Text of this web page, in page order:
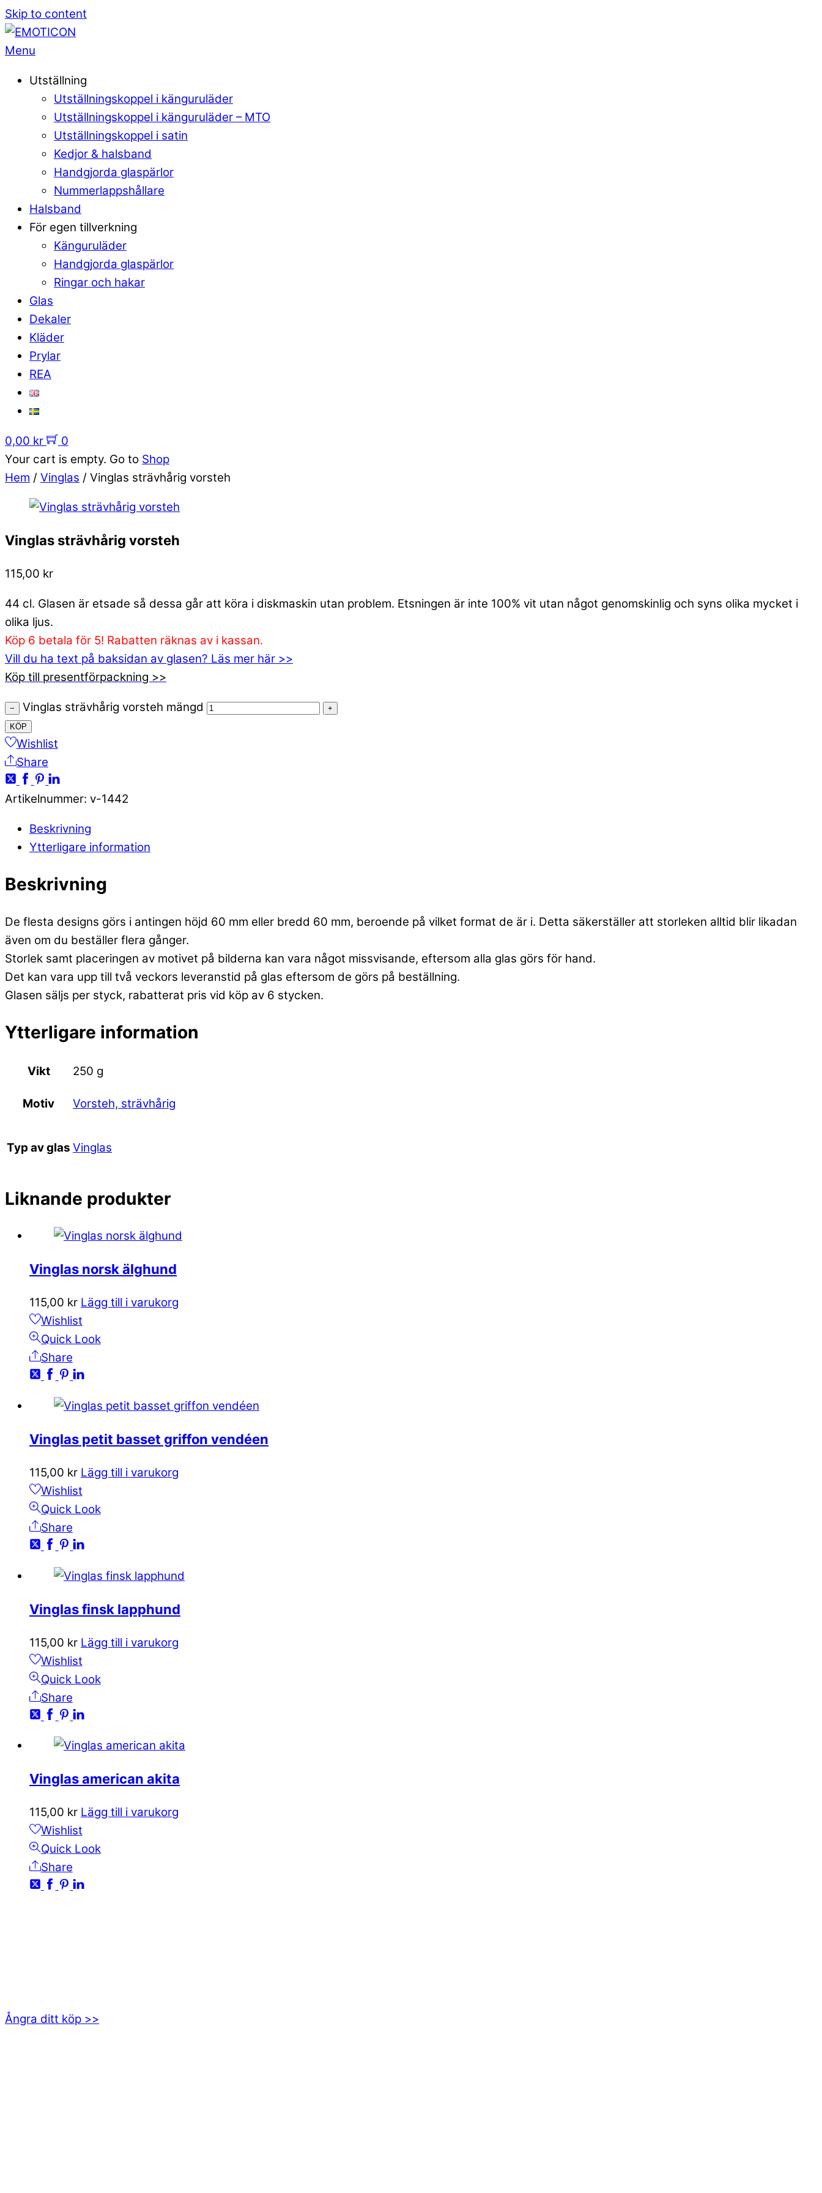
Skip to content
Menu
Utställning
Utställningskoppel i känguruläder
Utställningskoppel i känguruläder – MTO
Utställningskoppel i satin
Kedjor & halsband
Handgjorda glaspärlor
Nummerlappshållare
Halsband
För egen tillverkning
Känguruläder
Handgjorda glaspärlor
Ringar och hakar
Glas
Dekaler
Kläder
Prylar
REA
0,00 kr
0
Your cart is empty. Go to Shop
Hem / Vinglas / Vinglas strävhårig vorsteh
Vinglas strävhårig vorsteh
115,00 kr
44 cl. Glasen är etsade så dessa går att köra i diskmaskin utan problem. Etsningen är inte 100% vit utan något genomskinlig och syns olika mycket i
olika ljus.
Köp 6 betala för 5! Rabatten räknas av i kassan.
Vill du ha text på baksidan av glasen? Läs mer här >>
Köp till presentförpackning >>
− Vinglas strävhårig vorsteh mängd
+
KÖP
Wishlist
Share
Artikelnummer: v-1442
Beskrivning
Ytterligare information
Beskrivning
De flesta designs görs i antingen höjd 60 mm eller bredd 60 mm, beroende på vilket format de är i. Detta säkerställer att storleken alltid blir likadan
även om du beställer flera gånger.
Storlek samt placeringen av motivet på bilderna kan vara något missvisande, eftersom alla glas görs för hand.
Det kan vara upp till två veckors leveranstid på glas eftersom de görs på beställning.
Glasen säljs per styck, rabatterat pris vid köp av 6 stycken.
Ytterligare information
Vikt 250 g
Motiv Vorsteh, strävhårig
Typ av glas Vinglas
Liknande produkter
Vinglas norsk älghund
115,00 kr Lägg till i varukorg
Wishlist
Quick Look
Share
Vinglas petit basset griffon vendéen
115,00 kr Lägg till i varukorg
Wishlist
Quick Look
Share
Vinglas finsk lapphund
115,00 kr Lägg till i varukorg
Wishlist
Quick Look
Share
Vinglas american akita
115,00 kr Lägg till i varukorg
Wishlist
Quick Look
Share
Ångra ditt köp >>